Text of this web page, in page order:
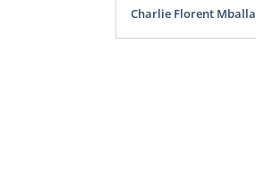
Charlie Florent Mballa